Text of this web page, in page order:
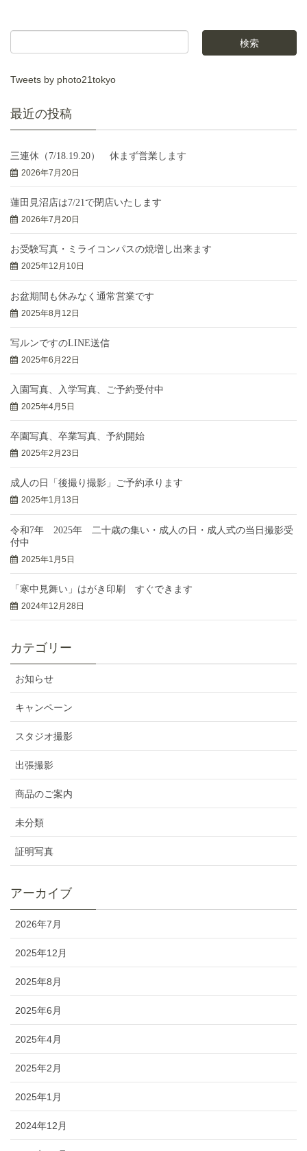
Tweets by photo21tokyo
最近の投稿
三連休（7/18.19.20） 休まず営業します
2026年7月20日
蓮田見沼店は7/21で閉店いたします
2026年7月20日
お受験写真・ミライコンパスの焼増し出来ます
2025年12月10日
お盆期間も休みなく通常営業です
2025年8月12日
写ルンですのLINE送信
2025年6月22日
入園写真、入学写真、ご予約受付中
2025年4月5日
卒園写真、卒業写真、予約開始
2025年2月23日
成人の日「後撮り撮影」ご予約承ります
2025年1月13日
令和7年 2025年 二十歳の集い・成人の日・成人式の当日撮影受
付中
2025年1月5日
「寒中見舞い」はがき印刷 すぐできます
2024年12月28日
カテゴリー
お知らせ
キャンペーン
スタジオ撮影
出張撮影
商品のご案内
未分類
証明写真
アーカイブ
2026年7月
2025年12月
2025年8月
2025年6月
2025年4月
2025年2月
2025年1月
2024年12月